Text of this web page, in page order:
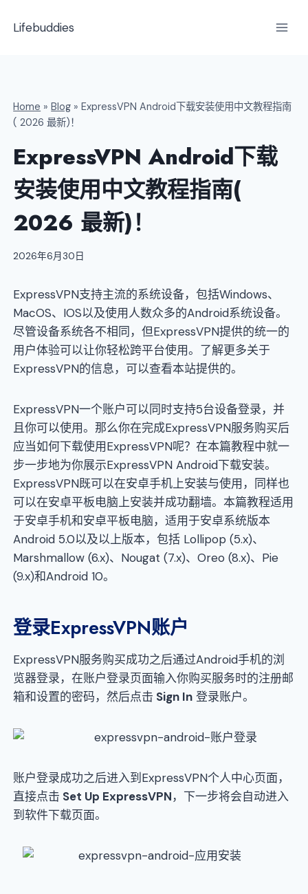
Lifebuddies
Home »Blog »ExpressVPN Android下载安装使用中文教程指南
( 2026 最新)！
ExpressVPN Android下载
安装使用中文教程指南(
2026 最新)！
2026年6月30日
ExpressVPN支持主流的系统设备，包括Windows、
MacOS、IOS以及使用人数众多的Android系统设备。
尽管设备系统各不相同，但ExpressVPN提供的统一的
用户体验可以让你轻松跨平台使用。了解更多关于
ExpressVPN的信息，可以查看本站提供的。
ExpressVPN一个账户可以同时支持5台设备登录，并
且你可以使用。那么你在完成ExpressVPN服务购买后
应当如何下载使用ExpressVPN呢？在本篇教程中就一
步一步地为你展示ExpressVPN Android下载安装。
ExpressVPN既可以在安卓手机上安装与使用，同样也
可以在安卓平板电脑上安装并成功翻墙。本篇教程适用
于安卓手机和安卓平板电脑，适用于安卓系统版本
Android 5.0以及以上版本，包括 Lollipop (5.x)、
Marshmallow (6.x)、Nougat (7.x)、Oreo (8.x)、Pie
(9.x)和Android 10。
登录ExpressVPN账户
ExpressVPN服务购买成功之后通过Android手机的浏
览器登录，在账户登录页面输入你购买服务时的注册邮
箱和设置的密码，然后点击 Sign In 登录账户。
账户登录成功之后进入到ExpressVPN个人中心页面，
直接点击 Set Up ExpressVPN，下一步将会自动进入
到软件下载页面。